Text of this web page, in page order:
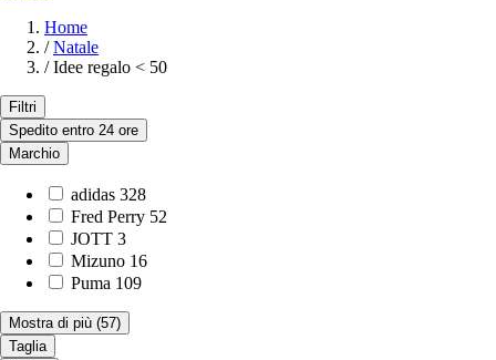
Home
/ Natale
/ Idee regalo < 50
Filtri
Spedito entro 24 ore
Marchio
adidas 328
Fred Perry 52
JOTT 3
Mizuno 16
Puma 109
Mostra di più (57)
Taglia